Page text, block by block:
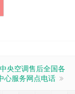
央空调售后全国各
心服务网点电话